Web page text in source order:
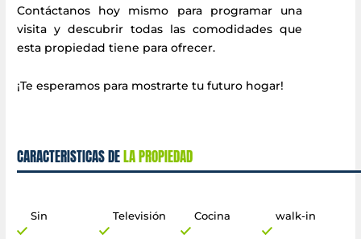
Contáctanos hoy mismo para programar una
visita y descubrir todas las comodidades que
esta propiedad tiene para ofrecer.
¡Te esperamos para mostrarte tu futuro hogar!
CARACTERISTICAS DELA PROPIEDAD
Sin Televisión Cocina walk-in